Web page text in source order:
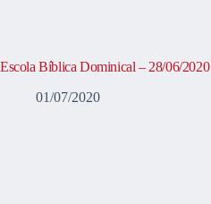
Escola Bíblica Dominical – 28/06/2020
01/07/2020